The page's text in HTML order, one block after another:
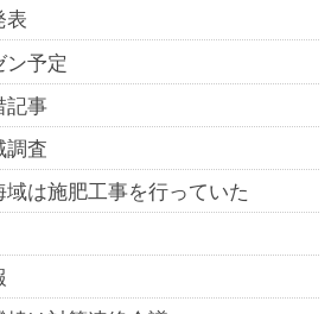
表
ン予定
記事
調査
は施肥工事を行っていた